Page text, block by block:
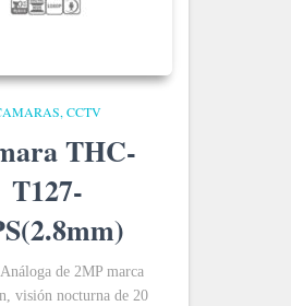
CCTV
THC-
T127-
de 2MP marca
visión nocturna de 20